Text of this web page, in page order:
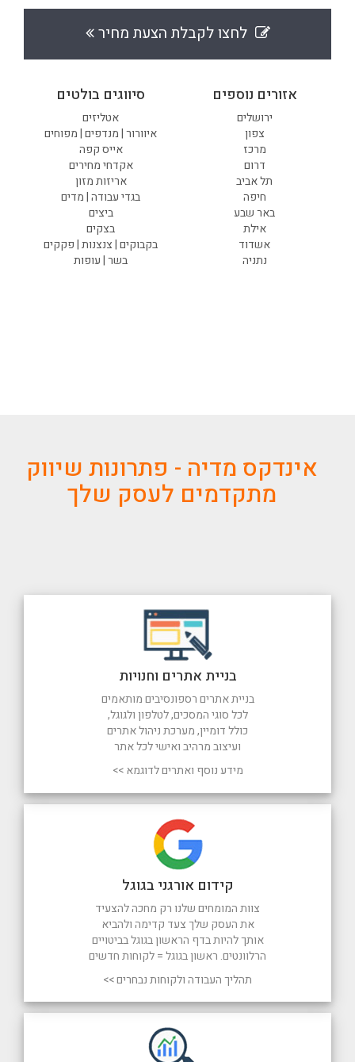
לחצו לקבלת הצעת מחיר
סיווגים בולטים
אטליזים
איוורור | מנדפים | מפוחים
אייס קפה
אקדחי מחירים
אריזות מזון
בגדי עבודה | מדים
ביצים
בצקים
בקבוקים | צנצנות | פקקים
בשר | עופות
אזורים נוספים
ירושלים
צפון
מרכז
דרום
תל אביב
חיפה
באר שבע
אילת
אשדוד
נתניה
אינדקס מדיה - פתרונות שיווק
מתקדמים לעסק שלך
קידום אורגני בגוגל
צוות המומחים שלנו רק מחכה להצעיד
את העסק שלך צעד קדימה ולהביא
אותך להיות בדף הראשון בגוגל בביטויים
הרלוונטים. ראשון בגוגל = לקוחות חדשים
תהליך העבודה ולקוחות נבחרים >>
בניית אתרים וחנויות
בניית אתרים רספונסיבים מותאמים
לכל סוגי המסכים, לטלפון ולגוגל,
כולל דומיין, מערכת ניהול אתרים
ועיצוב מרהיב ואישי לכל אתר
מידע נוסף ואתרים לדוגמא >>